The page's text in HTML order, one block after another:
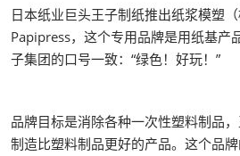
日本纸业巨头王子制纸推出纸浆模塑
Papipress，这个专用品牌是用纸基产
子集团的口号一致：“绿色！好玩！”
品牌目标是消除各种一次性塑料制品
制造比塑料制品更好的产品。这个品